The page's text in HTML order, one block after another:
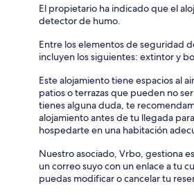
El propietario ha indicado que el
detector de humo.
Entre los elementos de seguridad
incluyen los siguientes: extintor y
Este alojamiento tiene espacios al
patios o terrazas que pueden no
tienes alguna duda, te
alojamiento antes de tu llegada
hospedarte en una habitación
Nuestro asociado, Vrbo, gestiona
un correo suyo con un enlace a tu
puedas modificar o cancelar tu